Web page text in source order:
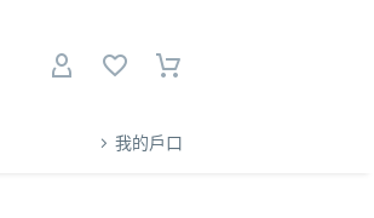
我的戶口